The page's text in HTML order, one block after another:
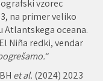
vzorec
na primer veliko
Atlantskega oceana.
Niña redki, vendar
“
et al. (2024) 2023